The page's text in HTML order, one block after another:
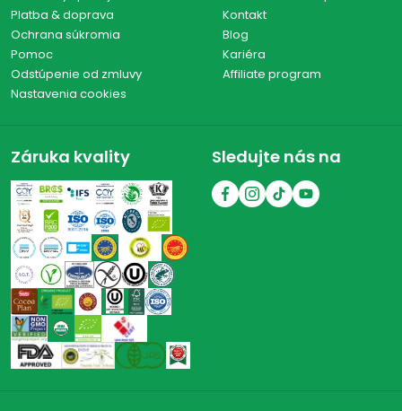
Platba & doprava
Ochrana súkromia
Pomoc
Odstúpenie od zmluvy
Nastavenia cookies
Kontakt
Blog
Kariéra
Affiliate program
Záruka kvality Sledujte nás na